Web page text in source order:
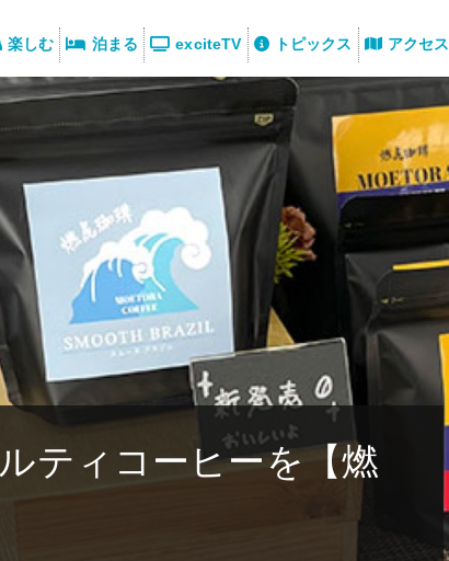
楽しむ 泊まる exciteTV トピックス アクセス
ティコーヒーを【燃